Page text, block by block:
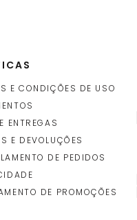
E CONDIÇÕES DE USO
ENTREGAS
E DEVOLUÇÕES
DE PEDIDOS
DE PROMOÇÕES